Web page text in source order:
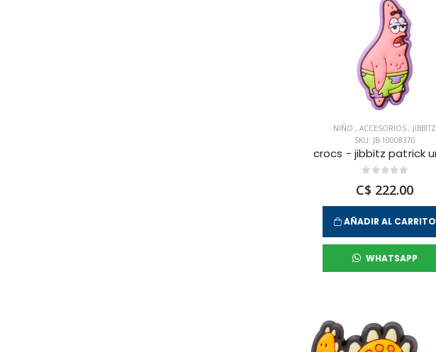
NIÑO,ACCESORIOS, JIBBITZ
SKU: JB-10008370
C$ 222.00
AÑADIR AL CARRITO
WHATSAPP